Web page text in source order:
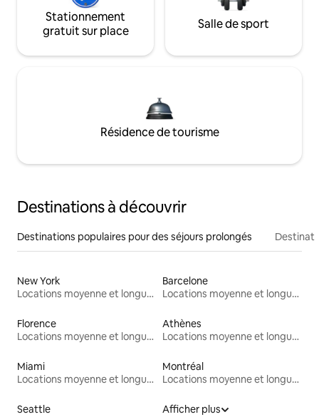
Stationnement
gratuit sur place
Salle de sport
Résidence de tourisme
Destinations à découvrir
Destinations populaires pour des séjours prolongés
New York
Locations moyenne et longue durée
Barcelone
Locations moyenne et longue durée
Florence
Locations moyenne et longue durée
Athènes
Locations moyenne et longue durée
Miami
Locations moyenne et longue durée
Montréal
Locations moyenne et longue durée
Seattle
Afficher plus